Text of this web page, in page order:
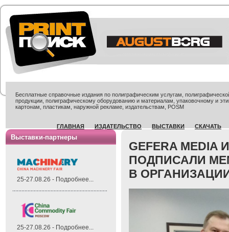
Бесплатные справочные издания по полиграфическим услугам,
продукции, полиграфическому оборудованию и материалам, упаковочному и
картонам, пластикам, наружной рекламе, издательствам, POSM
ГЛАВНАЯ ИЗДАТЕЛЬСТВО ВЫСТАВКИ СКАЧАТЬ
Выставки-партнеры
25-27.08.26 - Подробнее...
25-27.08.26 - Подробнее...
GEFERA
ПОДПИСАЛИ
В